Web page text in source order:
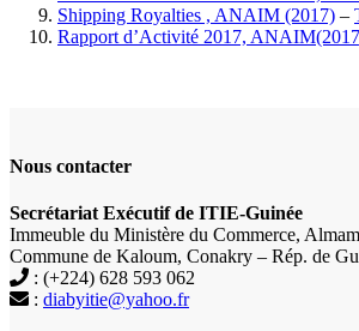
Shipping Royalties , ANAIM (2017) –
Rapport d’Activité 2017,
Nous contacter
Secrétariat Exécutif de ITIE-Guinée
Immeuble du Ministère du Commerce,
Commune de Kaloum, Conakry – Rép. de
: (+224) 628 593 062
: diabyitie@yahoo.fr